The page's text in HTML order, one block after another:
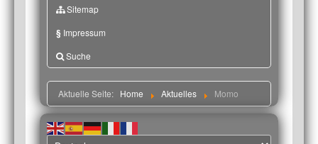
Sitemap
§ Impressum
Suche
Aktuelle Seite: Home Aktuelles Momo